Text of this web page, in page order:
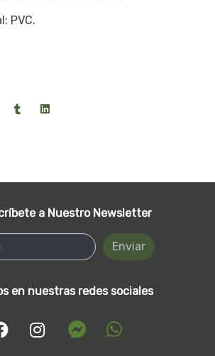
PVC.
a Nuestro Newsletter
Enviar
en nuestras redes sociales